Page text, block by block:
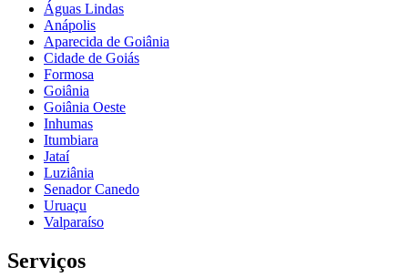
Águas Lindas
Anápolis
Aparecida de Goiânia
Cidade de Goiás
Formosa
Goiânia
Goiânia Oeste
Inhumas
Itumbiara
Jataí
Luziânia
Senador Canedo
Uruaçu
Valparaíso
Serviços